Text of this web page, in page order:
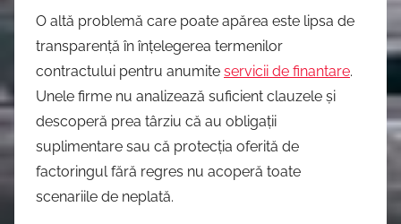
O altă problemă care poate apărea este lipsa de
transparență în înțelegerea termenilor
contractului pentru anumite servicii de finantare.
Unele firme nu analizează suficient clauzele și
descoperă prea târziu că au obligații
suplimentare sau că protecția oferită de
factoringul fără regres nu acoperă toate
scenariile de neplată.